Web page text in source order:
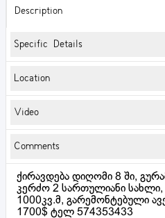
Description
Specific Details
Location
Video
Comments
ქირავდება დიღომი 8 ში,
კერძო 2 სართულიანი სახლი,
1000კვ.მ, გარემონტებული
1700$ ტელ 574353433